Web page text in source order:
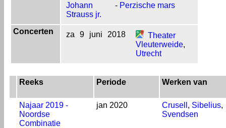
Johann
Strauss jr.
- Perzische mars
Concerten za 9 juni 2018
Theater
Vleuterweide,
Utrecht
Reeks Periode Werken van
Najaar 2019 -
Noordse
Combinatie
jan 2020 Crusell , Sibelius,
Svendsen